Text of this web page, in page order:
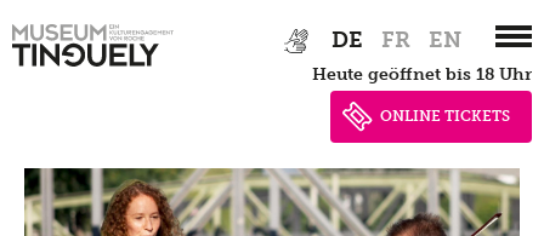
Hauptnavigation
to
DE FR EN
heute geöffnet bis 18 Uhr
ONLINE TICKETS